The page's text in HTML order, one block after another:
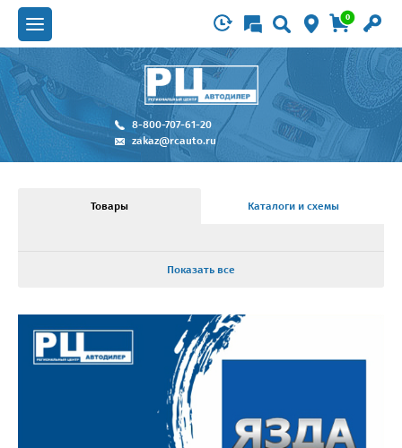
0
8-800-707-61-20
zakaz@rcauto.ru
Товары Каталоги и схемы
Показать все